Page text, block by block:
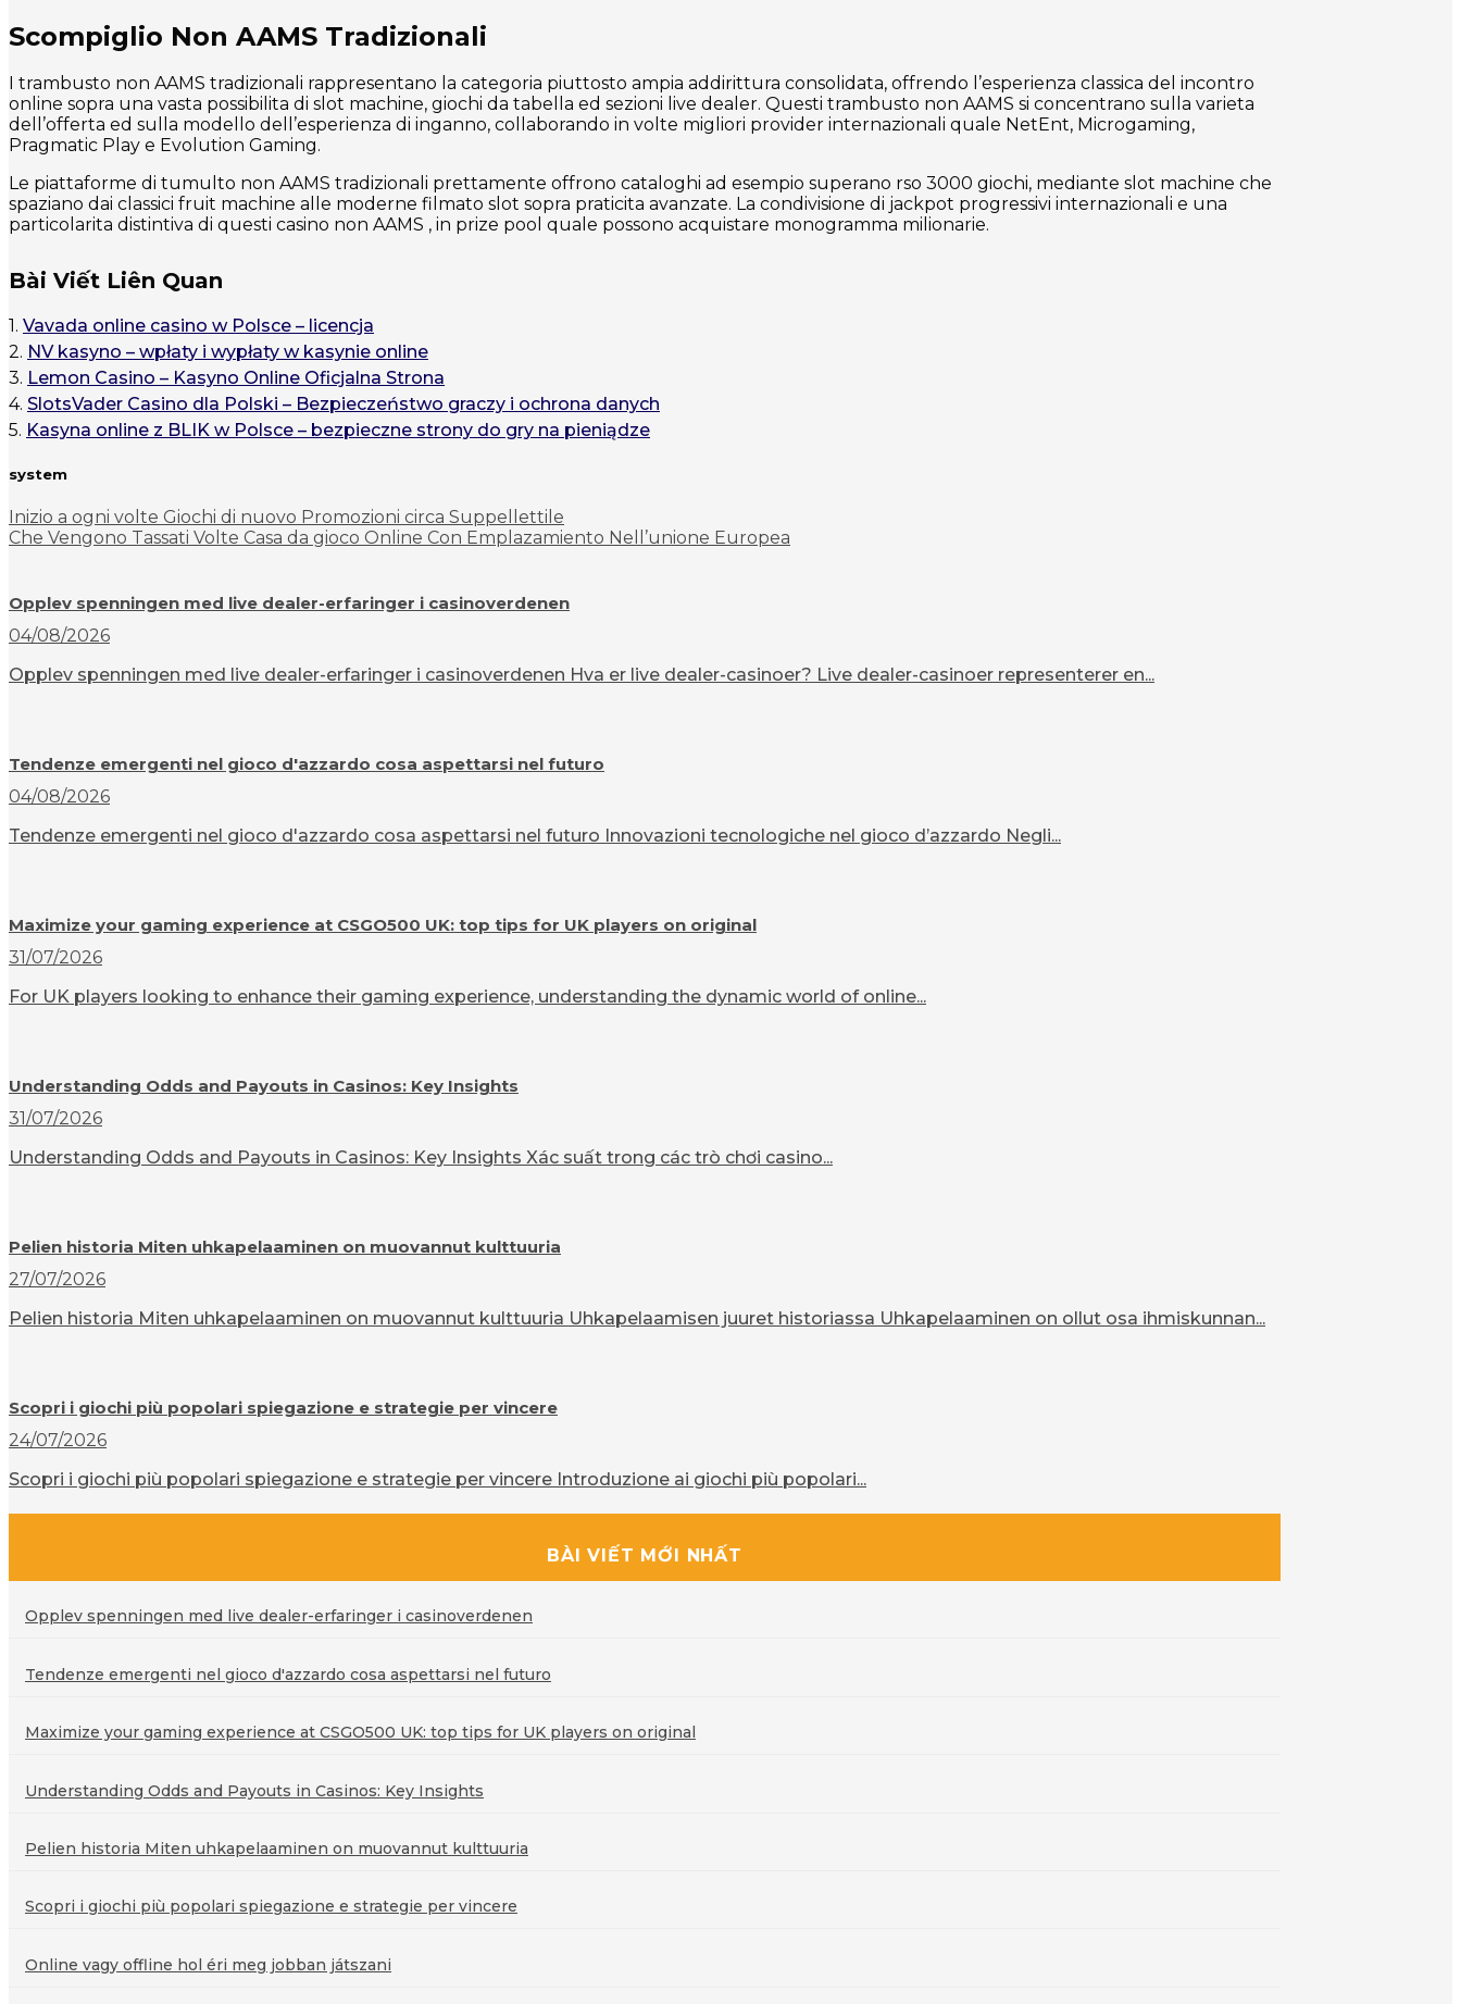
Scompiglio Non AAMS Tradizionali
I trambusto non AAMS tradizionali rappresentano la categoria piuttosto ampia addirittura consolidata, offrendo l’esperienza classica del incontro
online sopra una vasta possibilita di slot machine, giochi da tabella ed sezioni live dealer. Questi trambusto non AAMS si concentrano sulla varieta
dell’offerta ed sulla modello dell’esperienza di inganno, collaborando in volte migliori provider internazionali quale NetEnt, Microgaming,
Pragmatic Play e Evolution Gaming.
Le piattaforme di tumulto non AAMS tradizionali prettamente offrono cataloghi ad esempio superano rso 3000 giochi, mediante slot machine che
spaziano dai classici fruit machine alle moderne filmato slot sopra praticita avanzate. La condivisione di jackpot progressivi internazionali e una
particolarita distintiva di questi casino non AAMS , in prize pool quale possono acquistare monogramma milionarie.
Bài Viết Liên Quan
1. Vavada online casino w Polsce – licencja
2. NV kasyno – wpłaty i wypłaty w kasynie online
3. Lemon Casino – Kasyno Online Oficjalna Strona
4. SlotsVader Casino dla Polski – Bezpieczeństwo graczy i ochrona danych
5. Kasyna online z BLIK w Polsce – bezpieczne strony do gry na pieniądze
system
Inizio a ogni volte Giochi di nuovo Promozioni circa Suppellettile
Che Vengono Tassati Volte Casa da gioco Online Con Emplazamiento Nell’unione Europea
Opplev spenningen med live dealer-erfaringer i casinoverdenen
04/08/2026
Opplev spenningen med live dealer-erfaringer i casinoverdenen Hva er live dealer-casinoer? Live dealer-casinoer representerer en...
Tendenze emergenti nel gioco d'azzardo cosa aspettarsi nel futuro
04/08/2026
Tendenze emergenti nel gioco d'azzardo cosa aspettarsi nel futuro Innovazioni tecnologiche nel gioco d’azzardo Negli...
Maximize your gaming experience at CSGO500 UK: top tips for UK players on original
31/07/2026
For UK players looking to enhance their gaming experience, understanding the dynamic world of online...
Understanding Odds and Payouts in Casinos: Key Insights
31/07/2026
Understanding Odds and Payouts in Casinos: Key Insights Xác suất trong các trò chơi casino...
Pelien historia Miten uhkapelaaminen on muovannut kulttuuria
27/07/2026
Pelien historia Miten uhkapelaaminen on muovannut kulttuuria Uhkapelaamisen juuret historiassa Uhkapelaaminen on ollut osa ihmiskunnan...
Scopri i giochi più popolari spiegazione e strategie per vincere
24/07/2026
Scopri i giochi più popolari spiegazione e strategie per vincere Introduzione ai giochi più popolari...
BÀI VIẾT MỚI NHẤT
Opplev spenningen med live dealer-erfaringer i casinoverdenen
Tendenze emergenti nel gioco d'azzardo cosa aspettarsi nel futuro
Maximize your gaming experience at CSGO500 UK: top tips for UK players on original
Understanding Odds and Payouts in Casinos: Key Insights
Pelien historia Miten uhkapelaaminen on muovannut kulttuuria
Scopri i giochi più popolari spiegazione e strategie per vincere
Online vagy offline hol éri meg jobban játszani